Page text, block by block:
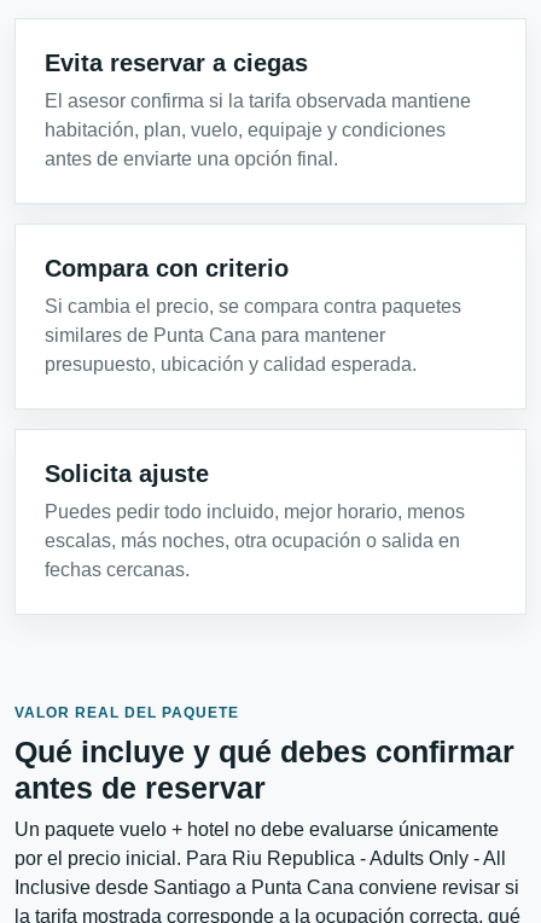
Evita reservar a ciegas
El asesor confirma si la tarifa observada mantiene
habitación, plan, vuelo, equipaje y condiciones
antes de enviarte una opción final.
Compara con criterio
Si cambia el precio, se compara contra paquetes
similares de Punta Cana para mantener
presupuesto, ubicación y calidad esperada.
Solicita ajuste
Puedes pedir todo incluido, mejor horario, menos
escalas, más noches, otra ocupación o salida en
fechas cercanas.
VALOR REAL DEL PAQUETE
Qué incluye y qué debes confirmar
antes de reservar
Un paquete vuelo + hotel no debe evaluarse únicamente
por el precio inicial. Para Riu Republica - Adults Only - All
Inclusive desde Santiago a Punta Cana conviene revisar si
la tarifa mostrada corresponde a la ocupación correcta, qué